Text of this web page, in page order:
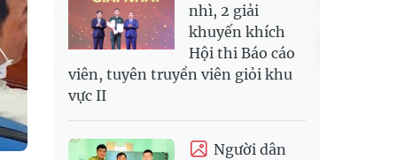
nhì, 2 giải
khuyến khích
Hội thi Báo cáo
viên, tuyên truyền viên giỏi khu
vực II
Người dân